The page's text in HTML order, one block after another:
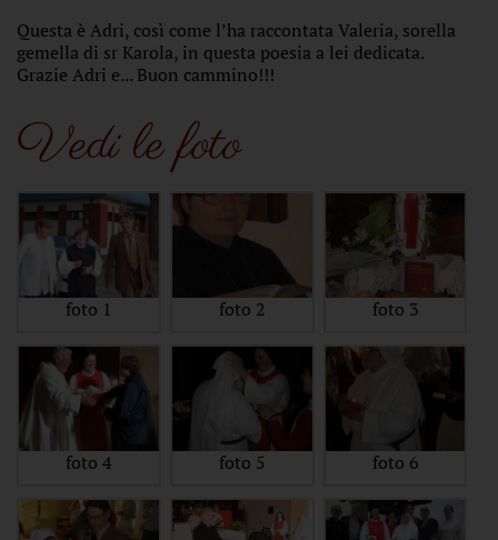
Questa è Adri, così come l’ha raccontata Valeria, sorella
gemella di sr Karola, in questa poesia a lei dedicata.
Grazie Adri e... Buon cammino!!!
Vedi le foto
foto 1 foto 2 foto 3
foto 4 foto 5 foto 6